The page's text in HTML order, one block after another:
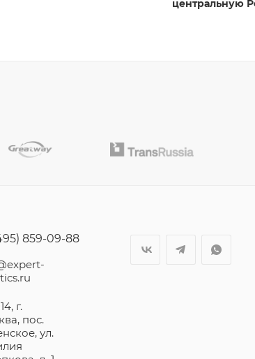
центральную
859-09-88
г.
пос.
ул.